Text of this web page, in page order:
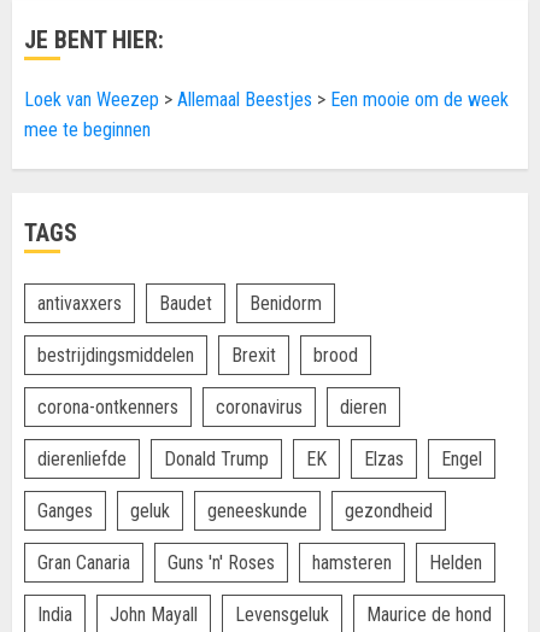
JE BENT HIER:
Loek van Weezep > Allemaal Beestjes > Een mooie om de week
mee te beginnen
TAGS
antivaxxers Baudet Benidorm
bestrijdingsmiddelen Brexit brood
corona-ontkenners coronavirus dieren
dierenliefde Donald Trump EK Elzas Engel
Ganges geluk geneeskunde gezondheid
Gran Canaria Guns 'n' Roses hamsteren Helden
India John Mayall Levensgeluk Maurice de hond